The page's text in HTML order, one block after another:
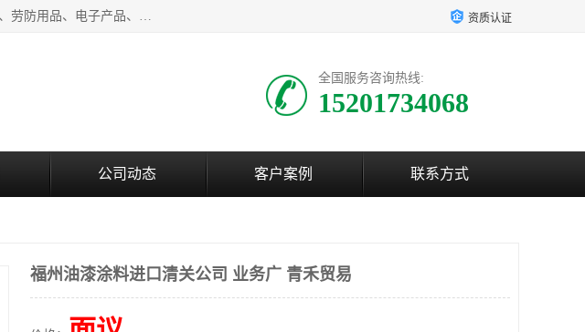
上海青禾贸易有限公司成立于2020年，注册地位于上海市宝山区。经营范围包括：机械设备、五金制品、劳防用品、电子产品、塑胶制品、家具、模具、纺织品、仪器仪表、建筑材料、装饰材料、化工产品、金属制品、机车配件等货物进出口报关、清关服务。 资质认证
全国服务咨询热线:
15201734068
公司动态 客户案例 联系方式
福州油漆涂料进口清关公司 业务广 青禾贸易